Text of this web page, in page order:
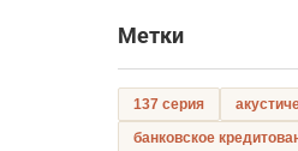
Метки
137 серия
банковское